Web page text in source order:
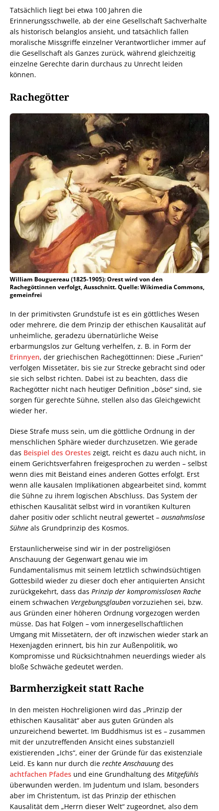
Tatsächlich liegt bei etwa 100 Jahren die
Erinnerungsschwelle, ab der eine Gesellschaft Sachverhalte
als historisch belanglos ansieht, und tatsächlich fallen
moralische Missgriffe einzelner Verantwortlicher immer auf
die Gesellschaft als Ganzes zurück, während gleichzeitig
einzelne Gerechte darin durchaus zu Unrecht leiden
können.
Rachegötter
William Bouguereau (1825-1905): Orest wird von den
Rachegöttinnen verfolgt, Ausschnitt. Quelle: Wikimedia Commons,
gemeinfrei
In der primitivsten Grundstufe ist es ein göttliches Wesen
oder mehrere, die dem Prinzip der ethischen Kausalität auf
unheimliche, geradezu übernatürliche Weise
erbarmungslos zur Geltung verhelfen, z. B. in Form der
Erinnyen, der griechischen Rachegöttinnen: Diese „Furien“
verfolgen Missetäter, bis sie zur Strecke gebracht sind oder
sie sich selbst richten. Dabei ist zu beachten, dass die
Rachegötter nicht nach heutiger Definition „böse“ sind, sie
sorgen für gerechte Sühne, stellen also das Gleichgewicht
wieder her.
Diese Strafe muss sein, um die göttliche Ordnung in der
menschlichen Sphäre wieder durchzusetzen. Wie gerade
das Beispiel des Orestes zeigt, reicht es dazu auch nicht, in
einem Gerichtsverfahren freigesprochen zu werden – selbst
wenn dies mit Beistand eines anderen Gottes erfolgt. Erst
wenn alle kausalen Implikationen abgearbeitet sind, kommt
die Sühne zu ihrem logischen Abschluss. Das System der
ethischen Kausalität selbst wird in vorantiken Kulturen
daher positiv oder schlicht neutral gewertet – ausnahmslose
Sühne als Grundprinzip des Kosmos.
Erstaunlicherweise sind wir in der postreligiösen
Anschauung der Gegenwart genau wie im
Fundamentalismus mit seinem letztlich schwindsüchtigen
Gottesbild wieder zu dieser doch eher antiquierten Ansicht
zurückgekehrt, dass das Prinzip der kompromisslosen Rache
einem schwachen Vergebungsglauben vorzuziehen sei, bzw.
aus Gründen einer höheren Ordnung vorgezogen werden
müsse. Das hat Folgen – vom innergesellschaftlichen
Umgang mit Missetätern, der oft inzwischen wieder stark an
Hexenjagden erinnert, bis hin zur Außenpolitik, wo
Kompromisse und Rücksichtnahmen neuerdings wieder als
bloße Schwäche gedeutet werden.
Barmherzigkeit statt Rache
In den meisten Hochreligionen wird das „Prinzip der
ethischen Kausalität“ aber aus guten Gründen als
unzureichend bewertet. Im Buddhismus ist es – zusammen
mit der unzutreffenden Ansicht eines substanziell
existierenden „Ichs“, einer der Gründe für das existenziale
Leid. Es kann nur durch die rechte Anschauungdes
achtfachen Pfades und eine Grundhaltung des Mitgefühls
überwunden werden. Im Judentum und Islam, besonders
aber im Christentum, ist das Prinzip der ethischen
Kausalität dem „Herrn dieser Welt“ zugeordnet, also dem